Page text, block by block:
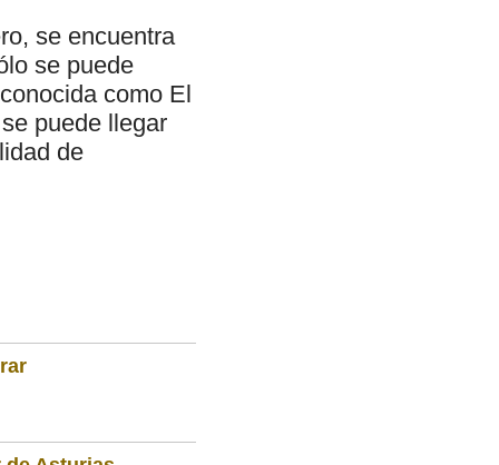
se encuentra
se puede
como El
puede llegar
de